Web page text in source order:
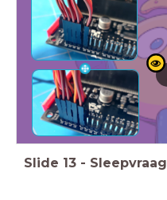
Slide 13 - Sleepvraag